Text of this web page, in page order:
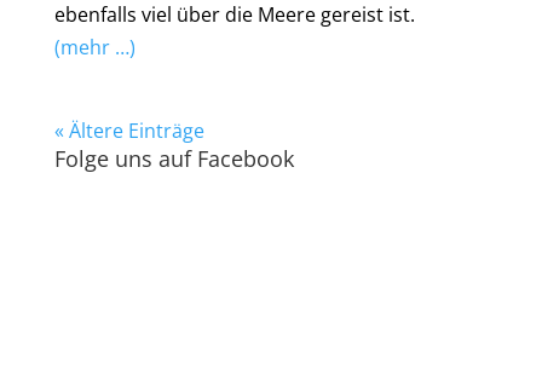
ebenfalls viel über die Meere gereist ist.
(mehr …)
« Ältere Einträge
Folge uns auf Facebook